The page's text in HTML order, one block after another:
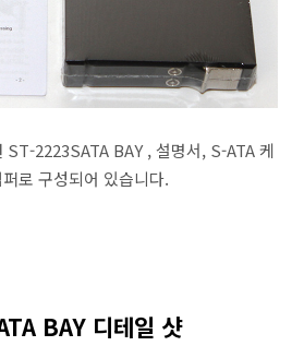
ST-2223SATA BAY , 설명서, S-ATA 케
로 구성되어 있습니다.
BAY 디테일 샷